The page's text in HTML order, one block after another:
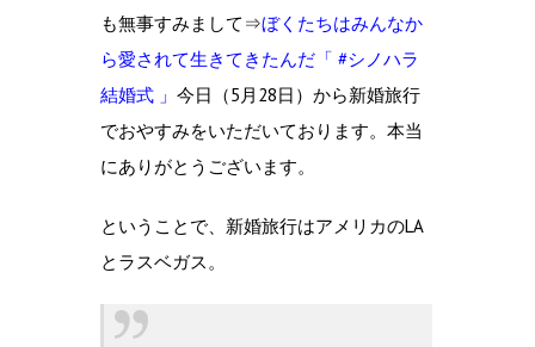
も無事すみまして⇒ぼくたちはみんなか
ら愛されて生きてきたんだ「 #シノハラ
結婚式 」 今日（5月28日）から新婚旅行
でおやすみをいただいております。本当
にありがとうございます。
ということで、新婚旅行はアメリカのLA
とラスベガス。